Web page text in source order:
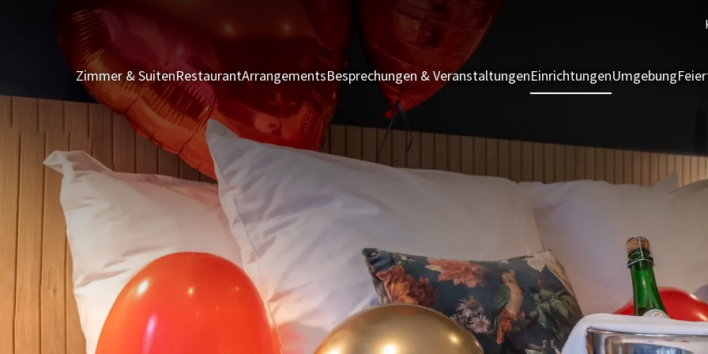
Zimmer & SuitenRestaurantArrangementsBesprechungen & VeranstaltungenEinrichtungenUmgebung